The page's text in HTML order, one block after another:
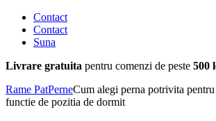
Contact
Contact
Suna
Livrare gratuita pentru comenzi de peste 500
Rame PatPerneCum alegi perna potrivita
functie de pozitia de dormit